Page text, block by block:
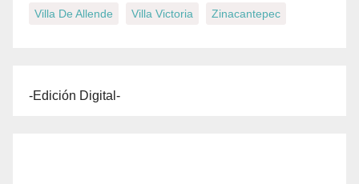
Villa De Allende Villa Victoria Zinacantepec
-Edición Digital-